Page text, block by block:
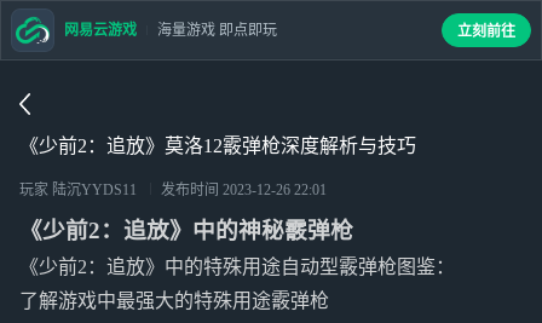
《少前2：追放》莫洛12霰弹枪深度解析与技巧
玩家 陆沉YYDS11 发布时间 2023-12-26 22:01
《少前2：追放》中的神秘霰弹枪
《少前2：追放》中的特殊用途自动型霰弹枪图鉴：
了解游戏中最强大的特殊用途霰弹枪
网易云游戏 海量游戏 即点即玩 立刻前往